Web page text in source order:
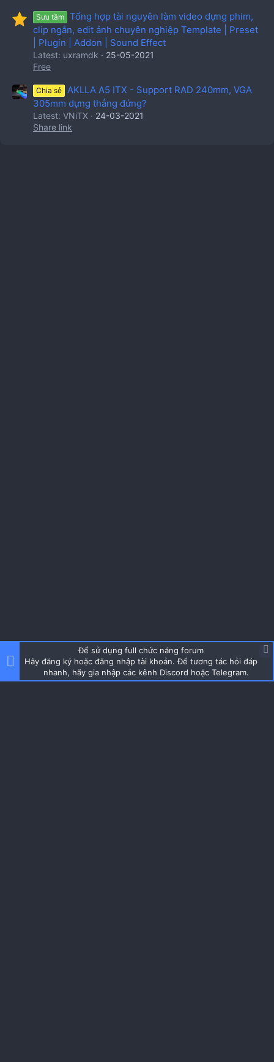
Sưu tầm
Tổng hợp tài nguyên làm video dựng phim,
clip ngắn, edit ảnh chuyên nghiệp Template | Preset
| Plugin | Addon | Sound Effect
Latest: uxramdk
25-05-2021
Free
Chia sẻ
AKLLA A5 ITX - Support RAD 240mm, VGA
305mm dựng thẳng đứng?
Latest: VNiTX
24-03-2021
Share link
Để sử dụng full chức năng forum
Hãy đăng ký hoặc đăng nhập tài khoản. Để tương tác hỏi đáp
nhanh, hãy gia nhập các kênh Discord hoặc Telegram.